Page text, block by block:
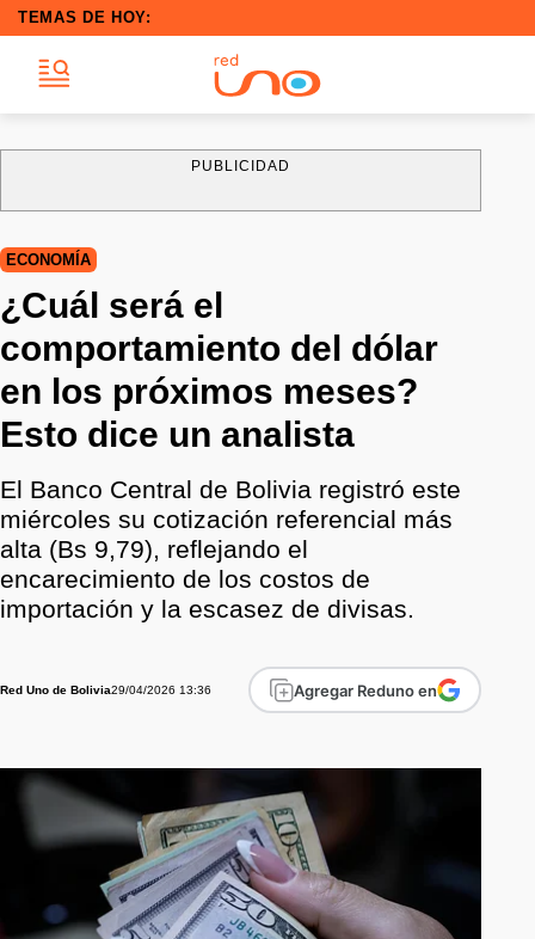
TEMAS DE HOY:
PUBLICIDAD
ECONOMÍA
¿Cuál será el
comportamiento del dólar
en los próximos meses?
Esto dice un analista
El Banco Central de Bolivia registró este
miércoles su cotización referencial más
alta (Bs 9,79), reflejando el
encarecimiento de los costos de
importación y la escasez de divisas.
Red Uno de Bolivia29/04/2026 13:36 Agregar Reduno en